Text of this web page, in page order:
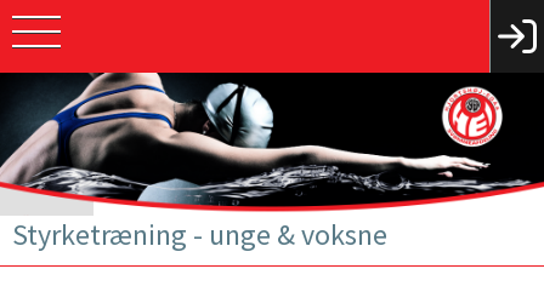
Styrketræning - unge & voksne